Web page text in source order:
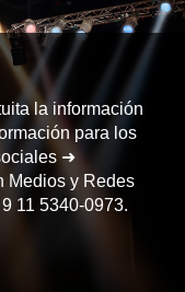
la información
para los
➜
Medios y Redes
11 5340-0973.